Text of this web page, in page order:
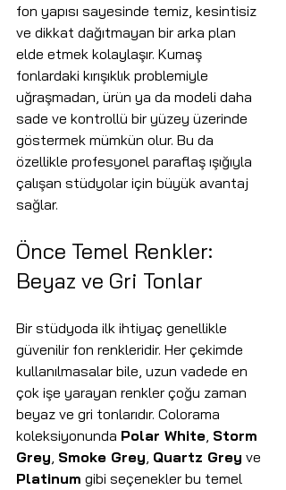
fon yapısı sayesinde temiz, kesintisiz
ve dikkat dağıtmayan bir arka plan
elde etmek kolaylaşır. Kumaş
fonlardaki kırışıklık problemiyle
uğraşmadan, ürün ya da modeli daha
sade ve kontrollü bir yüzey üzerinde
göstermek mümkün olur. Bu da
özellikle profesyonel paraflaş ışığıyla
çalışan stüdyolar için büyük avantaj
sağlar.
Önce Temel Renkler:
Beyaz ve Gri Tonlar
Bir stüdyoda ilk ihtiyaç genellikle
güvenilir fon renkleridir. Her çekimde
kullanılmasalar bile, uzun vadede en
çok işe yarayan renkler çoğu zaman
beyaz ve gri tonlarıdır. Colorama
koleksiyonunda Polar White, Storm
Grey, Smoke Grey, Quartz Grey ve
Platinum gibi seçenekler bu temel